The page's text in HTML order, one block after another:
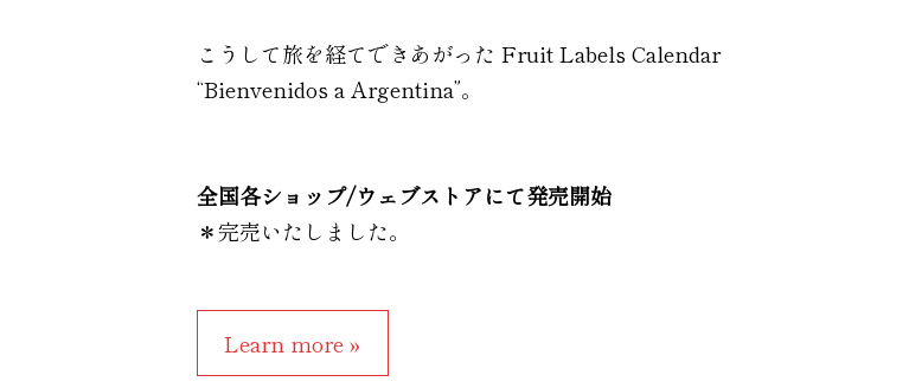
こうして旅を経てできあがった Fruit Labels Calendar
“Bienvenidos a Argentina”。
全国各ショップ/ウェブストアにて発売開始
＊完売いたしました。
Learn more »